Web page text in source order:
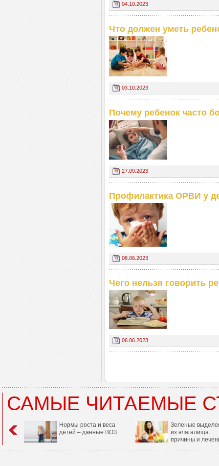
04.10.2023
Что должен уметь
03.10.2023
Почему ребенок часто
27.09.2023
Профилактика ОРВИ у
08.06.2023
Чего нельзя говорить
06.06.2023
САМЫЕ ЧИТАЕМЫЕ
Нормы роста и веса
детей – данные ВОЗ
Зеленые
из влагалища:
причины и